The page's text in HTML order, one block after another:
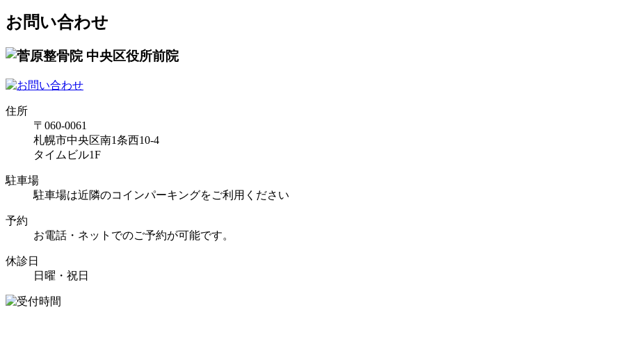
お問い合わせ
住所
〒060-0061
札幌市中央区南1条西10-4
タイムビル1F
駐車場
駐車場は近隣のコインパーキングをご利用ください
予約
お電話・ネットでのご予約が可能です。
休診日
日曜・祝日